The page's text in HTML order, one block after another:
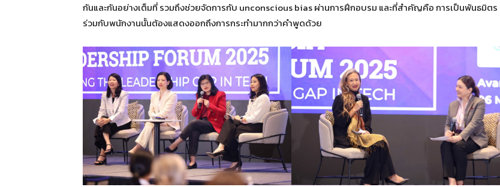
กันและกันอย่างเต็มที่ รวมถึงช่วยจัดการกับ unconscious bias ผ่านการฝึกอบรม และที่สำคัญคือ การเป็นพันธมิตร
ร่วมกับพนักงานนั้นต้องแสดงออกถึงการกระทำมากกว่าคำพูดด้วย